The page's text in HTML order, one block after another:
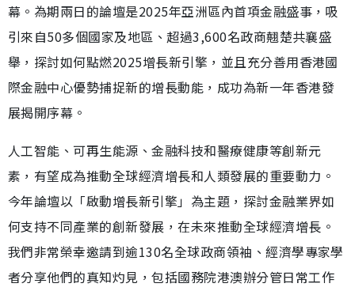
幕。為期兩日的論壇是2025年亞洲區內首項金融盛事，吸
引來自50多個國家及地區、超過3,600名政商翹楚共襄盛
舉，探討如何點燃2025增長新引擎，並且充分善用香港國
際金融中心優勢捕捉新的增長動能，成功為新一年香港發
展揭開序幕。
人工智能、可再生能源、金融科技和醫療健康等創新元
素，有望成為推動全球經濟增長和人類發展的重要動力。
今年論壇以「啟動增長新引擎」為主題，探討金融業界如
何支持不同產業的創新發展，在未來推動全球經濟增長。
我們非常榮幸邀請到逾130名全球政商領袖、經濟學專家學
者分享他們的真知灼見，包括國務院港澳辦分管日常工作